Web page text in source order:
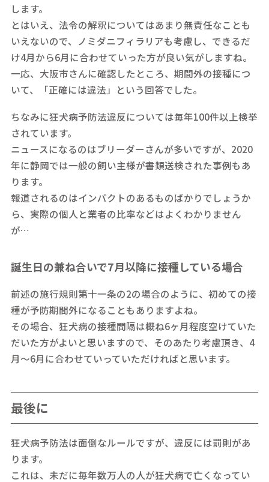
します。
とはいえ、法令の解釈についてはあまり無責任なことも
いえないので、ノミダニフィラリアも考慮し、できるだ
け4月から6月に合わせていった方が良い気がしますね。
一応、大阪市さんに確認したところ、期間外の接種につ
いて、「正確には違法」という回答でした。
ちなみに狂犬病予防法違反については毎年100件以上検挙
されています。
ニュースになるのはブリーダーさんが多いですが、2020
年に静岡では一般の飼い主様が書類送検された事例もあ
ります。
報道されるのはインパクトのあるものばかりでしょうか
ら、実際の個人と業者の比率などはよくわかりません
が…
誕生日の兼ね合いで7月以降に接種している場合
前述の施行規則第十一条の2の場合のように、初めての接
種が予防期間外になることもありますよね。
その場合、狂犬病の接種間隔は概ね6ヶ月程度空けていた
だいた方がよいと思いますので、そのあたり考慮頂き、4
月～6月に合わせていっていただければと思います。
最後に
狂犬病予防法は面倒なルールですが、違反には罰則があ
ります。
これは、未だに毎年数万人の人が狂犬病で亡くなってい